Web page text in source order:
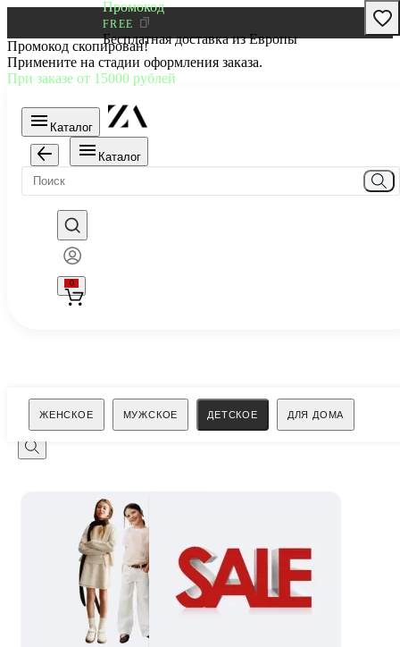
Промокод
FREE
Бесплатная доставка из Европы
Промокод скопирован!
Примените на стадии оформления заказа.
При заказе от 15000 рублей
Каталог
Каталог
0
ЖЕНСКОЕ МУЖСКОЕ ДЕТСКОЕ ДЛЯ ДОМА
Поиск